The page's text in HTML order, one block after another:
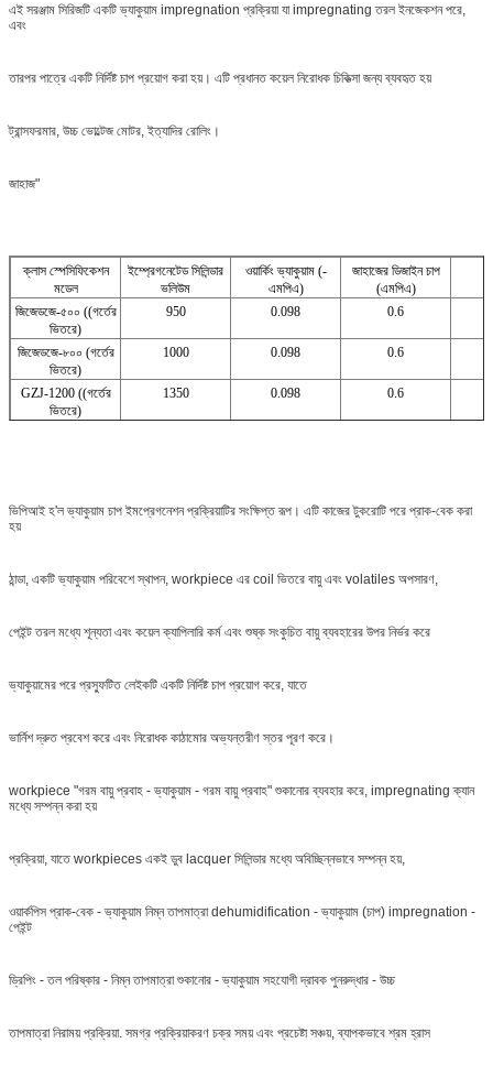
এই সরঞ্জাম সিরিজটি একটি ভ্যাকুয়াম impregnation প্রক্রিয়া যা impregnating তরল ইনজেকশন পরে,
এবং
তারপর পাত্রে একটি নির্দিষ্ট চাপ প্রয়োগ করা হয়। এটি প্রধানত কয়েল নিরোধক চিকিত্সা জন্য ব্যবহৃত হয়
ট্রান্সফরমার, উচ্চ ভোল্টেজ মোটর, ইত্যাদির রোলিং।
জাহাজ"
ক্লাস স্পেসিফিকেশন
মডেল
ইম্প্রেগনেটেড সিলিন্ডার
ভলিউম
ওয়ার্কিং ভ্যাকুয়াম (-
এমপিএ)
জাহাজের ডিজাইন চাপ
(এমপিএ)
জিজেডজে-৫০০ ((গর্তের
ভিতরে)
950 0.098 0.6
জিজেডজে-৮০০ (গর্তের
ভিতরে)
1000 0.098 0.6
GZJ-1200 ((গর্তের
ভিতরে)
1350 0.098 0.6
জিজেডজে-২০০০ ((গর্তের
6255 0.098 0.6
ভিতরে)
ভিপিআই হ'ল ভ্যাকুয়াম চাপ ইমপ্রেগনেশন প্রক্রিয়াটির সংক্ষিপ্ত রূপ। এটি কাজের টুকরোটি পরে প্রাক-বেক করা
হয়
ঠান্ডা, একটি ভ্যাকুয়াম পরিবেশে স্থাপন, workpiece এর coil ভিতরে বায়ু এবং volatiles অপসারণ,
পেইন্ট তরল মধ্যে শূন্যতা এবং কয়েল ক্যাপিলারি কর্ম এবং শুষ্ক সংকুচিত বায়ু ব্যবহারের উপর নির্ভর করে
ভ্যাকুয়ামের পরে প্রস্ফুটিত লেইকটি একটি নির্দিষ্ট চাপ প্রয়োগ করে, যাতে
ভার্নিশ দ্রুত প্রবেশ করে এবং নিরোধক কাঠামোর অভ্যন্তরীণ স্তর পূরণ করে।
workpiece "গরম বায়ু প্রবাহ - ভ্যাকুয়াম - গরম বায়ু প্রবাহ" শুকানোর ব্যবহার করে, impregnating ক্যান
মধ্যে সম্পন্ন করা হয়
প্রক্রিয়া, যাতে workpieces একই ডুব lacquer সিলিন্ডার মধ্যে অবিচ্ছিন্নভাবে সম্পন্ন হয়,
ওয়ার্কপিস প্রাক-বেক - ভ্যাকুয়াম নিম্ন তাপমাত্রা dehumidification - ভ্যাকুয়াম (চাপ) impregnation -
পেইন্ট
ড্রিপিং - তল পরিষ্কার - নিম্ন তাপমাত্রা শুকানোর - ভ্যাকুয়াম সহযোগী দ্রাবক পুনরুদ্ধার - উচ্চ
তাপমাত্রা নিরাময় প্রক্রিয়া. সমগ্র প্রক্রিয়াকরণ চক্র সময় এবং প্রচেষ্টা সঞ্চয়, ব্যাপকভাবে শ্রম হ্রাস